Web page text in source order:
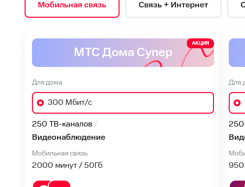
РЕКЛАМА
Мобильная связь Связь + Интернет
МТС Дома Супер
АКЦИЯ
Для дома
300 Мбит/с
250 ТВ-каналов
Видеонаблюдение
Мобильная связь
2000 минут / 50Гб
Для
250
950